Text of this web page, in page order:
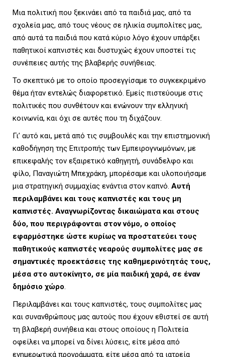
Μια πολιτική που ξεκινάει από τα παιδιά μας, από τα
σχολεία μας, από τους νέους σε ηλικία συμπολίτες μας,
από αυτά τα παιδιά που κατά κύριο λόγο έχουν υπάρξει
παθητικοί καπνιστές και δυστυχώς έχουν υποστεί τις
συνέπειες αυτής της βλαβερής συνήθειας.
Το σκεπτικό με το οποίο προσεγγίσαμε το συγκεκριμένο
θέμα ήταν εντελώς διαφορετικό. Εμείς πιστεύουμε στις
πολιτικές που συνθέτουν και ενώνουν την ελληνική
κοινωνία, και όχι σε αυτές που τη διχάζουν.
Γι’ αυτό και, μετά από τις συμβουλές και την επιστημονική
καθοδήγηση της Επιτροπής των Εμπειρογνωμόνων, με
επικεφαλής τον εξαιρετικό καθηγητή, συνάδελφο και
φίλο, Παναγιώτη Μπεχράκη, μπορέσαμε και υλοποιήσαμε
μια στρατηγική συμμαχίας ενάντια στον καπνό. Αυτή
περιλαμβάνει και τους καπνιστές και τους μη
καπνιστές. Αναγνωρίζοντας δικαιώματα και στους
δύο, που περιγράφονται στον νόμο, ο οποίος
εφαρμόστηκε ώστε κυρίως να προστατεύει τους
παθητικούς καπνιστές νεαρούς συμπολίτες μας σε
σημαντικές προεκτάσεις της καθημερινότητάς τους,
μέσα στο αυτοκίνητο, σε μία παιδική χαρά, σε έναν
δημόσιο χώρο.
Περιλαμβάνει και τους καπνιστές, τους συμπολίτες μας
και συνανθρώπους μας αυτούς που έχουν εθιστεί σε αυτή
τη βλαβερή συνήθεια και στους οποίους η Πολιτεία
οφείλει να μπορεί να δίνει λύσεις, είτε μέσα από
ενημερωτικά προγράμματα, είτε μέσα από τα ιατρεία